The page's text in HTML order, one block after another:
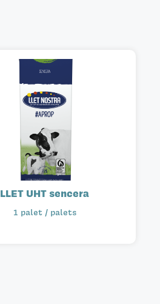
LLET UHT sencera
1 palet / palets